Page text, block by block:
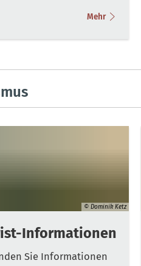
Mehr
© Dominik Ketz
Informationen
Sie Informationen